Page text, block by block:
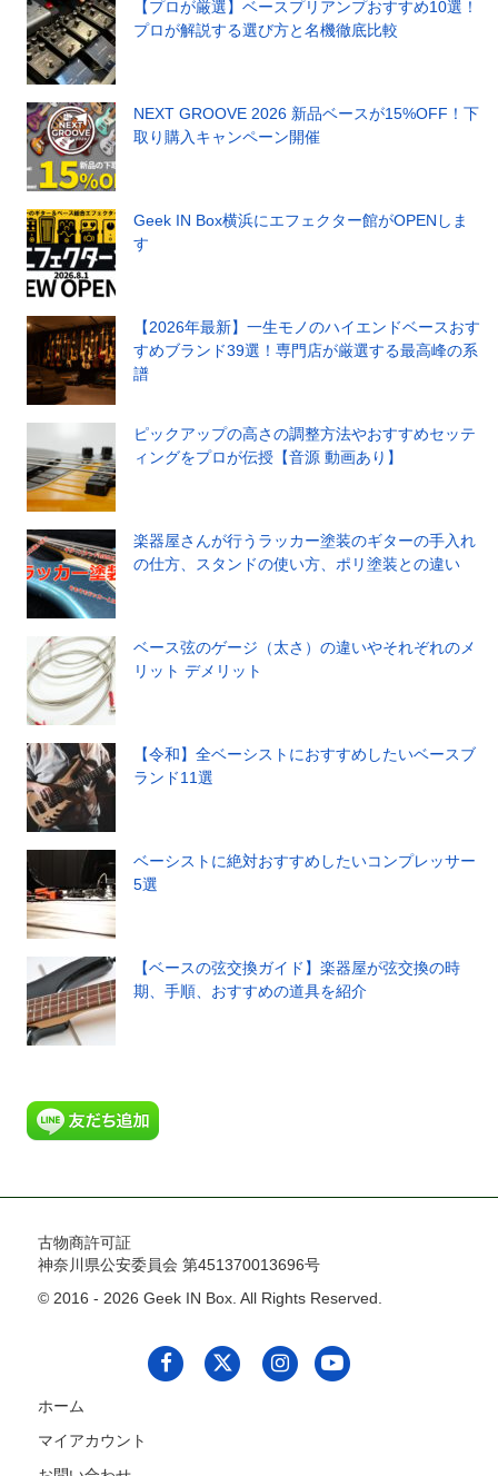
【プロが厳選】ベースプリアンプおすすめ10選！
プロが解説する選び方と名機徹底比較
NEXT GROOVE 2026 新品ベースが15%OFF！下
取り購入キャンペーン開催
Geek IN Box横浜にエフェクター館がOPENしま
す
【2026年最新】一生モノのハイエンドベースおす
すめブランド39選！専門店が厳選する最高峰の系
譜
ピックアップの高さの調整方法やおすすめセッテ
ィングをプロが伝授【音源 動画あり】
楽器屋さんが行うラッカー塗装のギターの手入れ
の仕方、スタンドの使い方、ポリ塗装との違い
ベース弦のゲージ（太さ）の違いやそれぞれのメ
リット デメリット
【令和】全ベーシストにおすすめしたいベースブ
ランド11選
ベーシストに絶対おすすめしたいコンプレッサー
5選
【ベースの弦交換ガイド】楽器屋が弦交換の時
期、手順、おすすめの道具を紹介
古物商許可証
神奈川県公安委員会 第451370013696号
© 2016 - 2026 Geek IN Box. All Rights Reserved.
ホーム
マイアカウント